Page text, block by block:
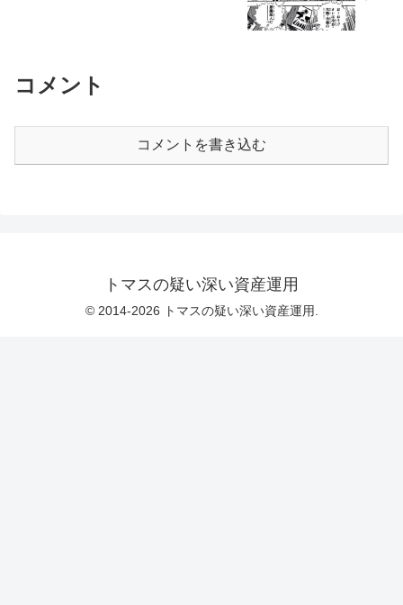
コメント
コメントを書き込む
トマスの疑い深い資産運用
© 2014-2026 トマスの疑い深い資産運用.